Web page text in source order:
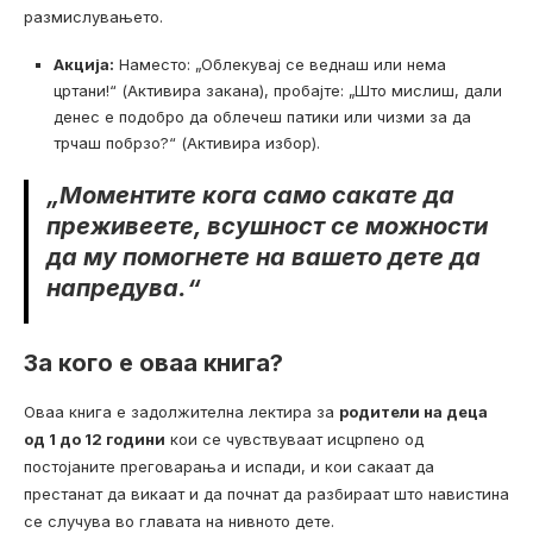
размислувањето.
Акција: Наместо: „Облекувај се веднаш или нема
цртани!“ (Активира закана), пробајте: „Што мислиш, дали
денес е подобро да облечеш патики или чизми за да
трчаш побрзо?“ (Активира избор).
„Моментите кога само сакате да
преживеете, всушност се можности
да му помогнете на вашето дете да
напредува.“
За кого е оваа книга?
Оваа книга е задолжителна лектира за родители на деца
од 1 до 12 години кои се чувствуваат исцрпено од
постојаните преговарања и испади, и кои сакаат да
престанат да викаат и да почнат да разбираат што навистина
се случува во главата на нивното дете.